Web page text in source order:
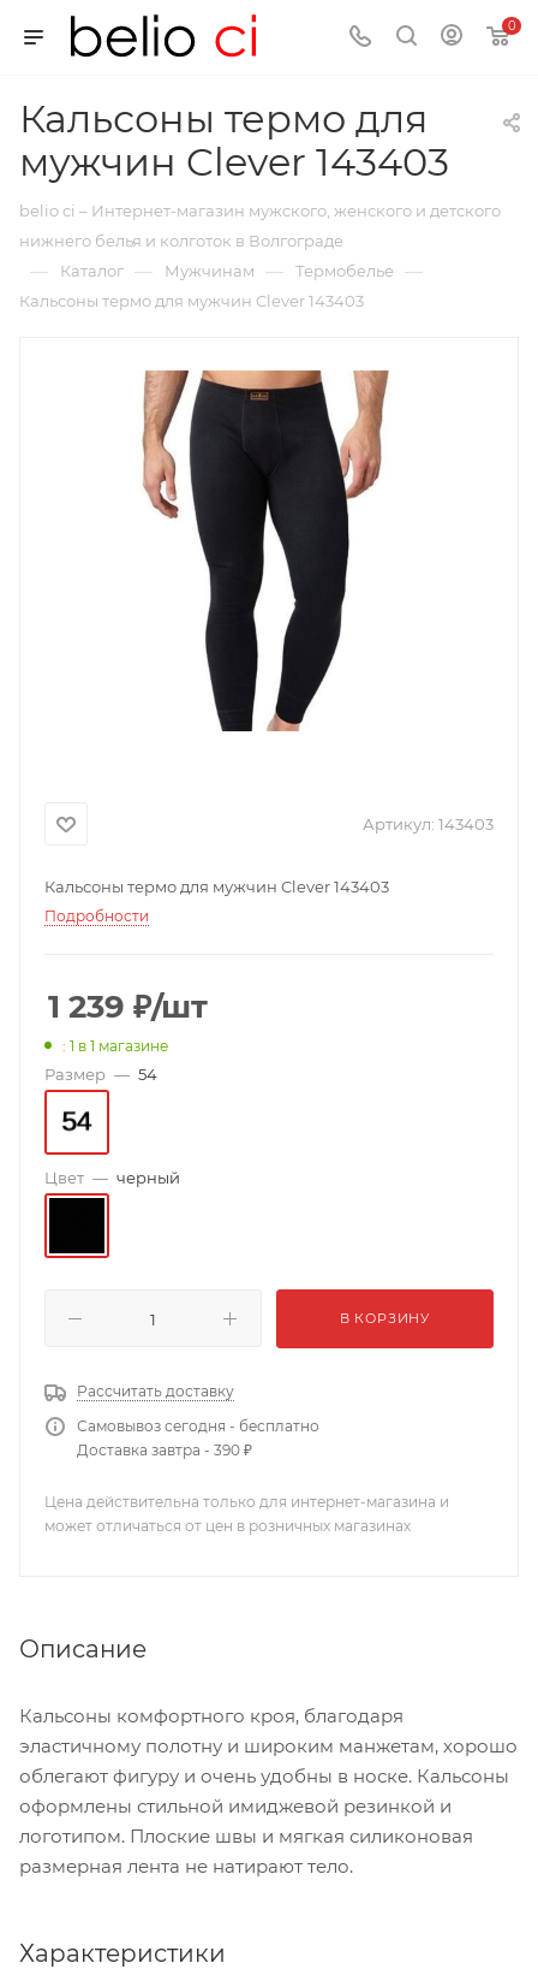
0
Кальсоны термо для
мужчин Clever 143403
belio ci – Интернет-магазин мужского, женского и детского
нижнего белья и колготок в Волгограде
— Каталог — Мужчинам — Термобелье —
Кальсоны термо для мужчин Clever 143403
Артикул: 143403
Кальсоны термо для мужчин Clever 143403
Подробности
1 239 ₽/шт
: 1 в 1 магазине
Размер — 54
Цвет — черный
В КОРЗИНУ
Рассчитать доставку
Самовывоз сегодня - бесплатно
Доставка завтра - 390 ₽
Цена действительна только для интернет-магазина и
может отличаться от цен в розничных магазинах
Описание
Кальсоны комфортного кроя, благодаря
эластичному полотну и широким манжетам, хорошо
облегают фигуру и очень удобны в носке. Кальсоны
оформлены стильной имиджевой резинкой и
логотипом. Плоские швы и мягкая силиконовая
размерная лента не натирают тело.
Характеристики